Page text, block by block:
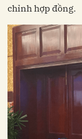
chỉnh hợp đồng.